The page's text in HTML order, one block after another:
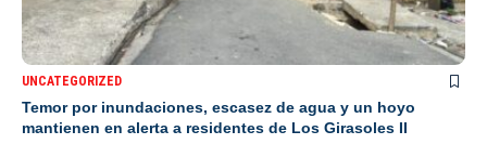
UNCATEGORIZED
Temor por inundaciones, escasez de agua y un hoyo
mantienen en alerta a residentes de Los Girasoles II